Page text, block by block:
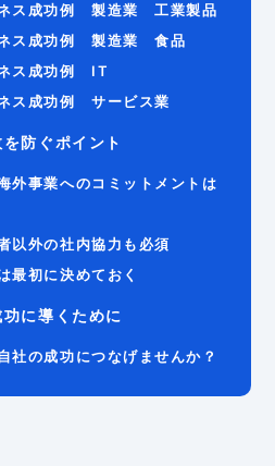
ス成功例 製造業 工業製品
ス成功例 製造業 食品
ス成功例 IT
ス成功例 サービス業
防ぐポイント
外事業へのコミットメントは
以外の社内協力も必須
最初に決めておく
に導くために
社の成功につなげませんか？